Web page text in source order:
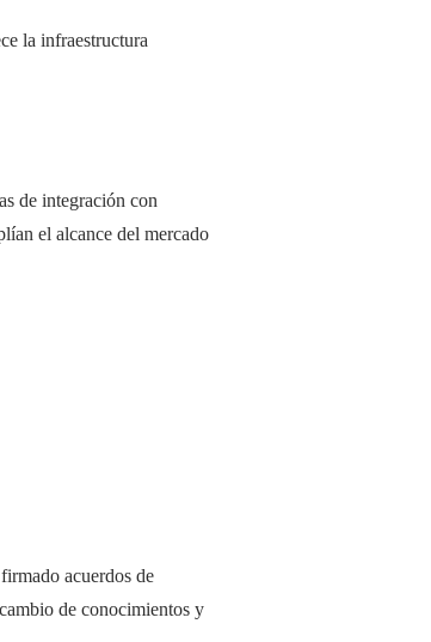
la infraestructura
de integración con
el alcance del mercado
acuerdos de
de conocimientos y